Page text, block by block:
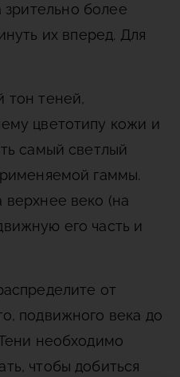
зрительно более
их вперед. Для
тон теней,
цветотипу кожи и
самый светлый
гаммы.
веко (на
его часть и
от
подвижного века до
необходимо
чтобы добиться